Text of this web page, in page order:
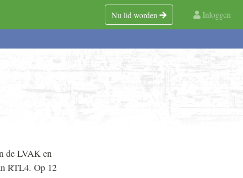
Nu lid worden Inloggen
de LVAK en
RTL4. Op 12